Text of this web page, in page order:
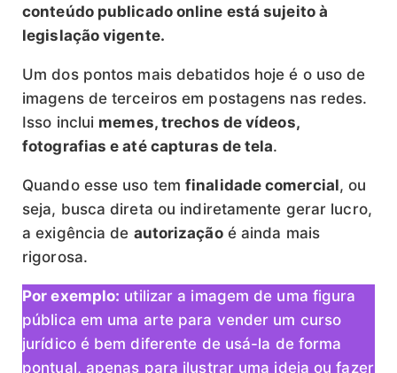
conteúdo publicado online está sujeito à
legislação vigente.
Um dos pontos mais debatidos hoje é o uso de
imagens de terceiros em postagens nas redes.
Isso inclui memes, trechos de vídeos,
fotografias e até capturas de tela.
Quando esse uso tem finalidade comercial, ou
seja, busca direta ou indiretamente gerar lucro,
a exigência de autorizaçãoé ainda mais
rigorosa.
Por exemplo: utilizar a imagem de uma figura
pública em uma arte para vender um curso
jurídico é bem diferente de usá-la de forma
pontual, apenas para ilustrar uma ideia ou fazer